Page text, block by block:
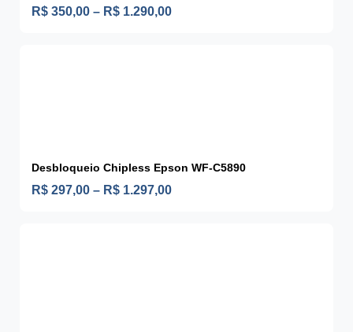
R$ 350,00 – R$ 1.290,00
Desbloqueio Chipless Epson WF-C5890
R$ 297,00 – R$ 1.297,00